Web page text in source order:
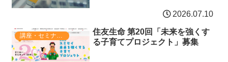
2026.07.10
講座・セミナー・表彰
住友生命 第20回「未来を強くす
る子育てプロジェクト」募集